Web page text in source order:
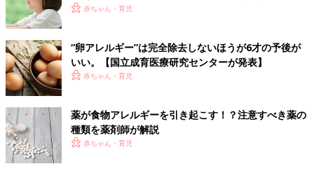
医師にまずは学校に伝えるべき除去食材の確認を。医師から指定
されていないけれど、保護者が自己判断で除去しているものがあ
ればこの機会に必ず医師に伝えましょう。
【2】今まで食べたことがないものを確認
これまで食べたことがない食材を医師に伝えて、園や学校で除去
が必要かどうかを判断してもらいましょう。
【３】食物アレルギーの重症度について確認
赤ちゃん・育児
“卵アレルギー”は完全除去しないほうが6才の予後が
いい。【国立成育医療研究センターが発表】
赤ちゃん・育児
薬が食物アレルギーを引き起こす！？注意すべき薬の
種類を薬剤師が解説
赤ちゃん・育児